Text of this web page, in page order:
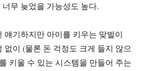
무 늦었을 가능성도 높다.
얘기하지만 아이를 키우는 맞벌이
없이 (물론 돈 걱정도 크게 들지 않으
키울 수 있는 시스템을 만들어 주는